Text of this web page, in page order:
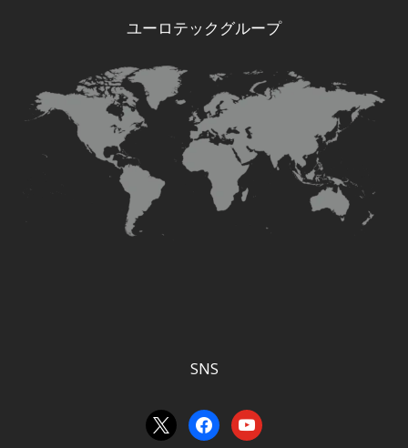
ユーロテックグループ
SNS
x facebook
youtube